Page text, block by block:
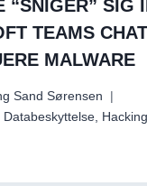
“SNIGER” SIG
TEAMS
MALWARE
Sand Sørensen
Databeskyttelse, Hacking